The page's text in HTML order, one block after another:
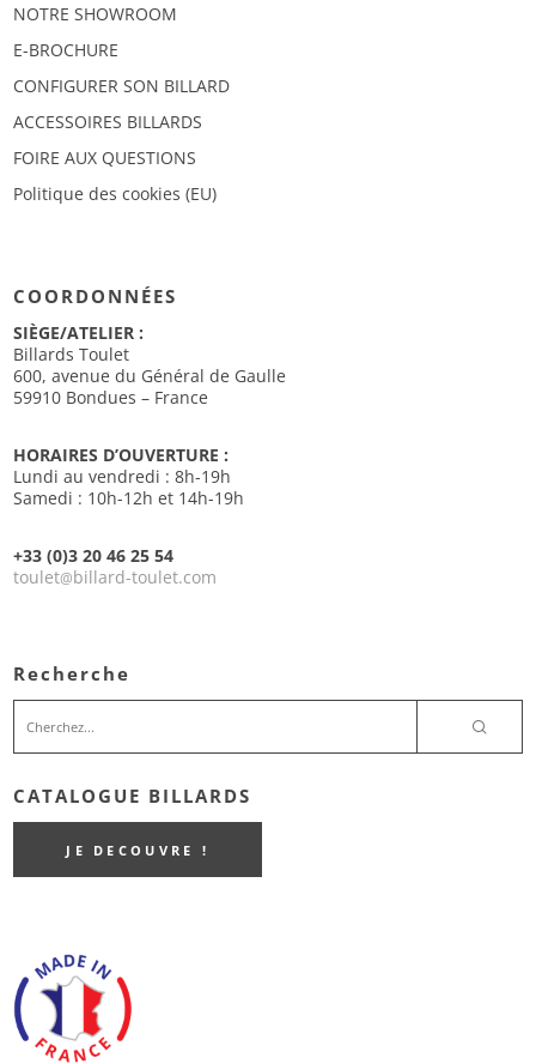
NOTRE SHOWROOM
E-BROCHURE
CONFIGURER SON BILLARD
ACCESSOIRES BILLARDS
FOIRE AUX QUESTIONS
Politique des cookies (EU)
COORDONNÉES
SIÈGE/ATELIER :
Billards Toulet
600, avenue du Général de Gaulle
59910 Bondues – France
HORAIRES D’OUVERTURE :
Lundi au vendredi : 8h-19h
Samedi : 10h-12h et 14h-19h
+33 (0)3 20 46 25 54
toulet@billard-toulet.com
Recherche
CATALOGUE BILLARDS
JE DECOUVRE !